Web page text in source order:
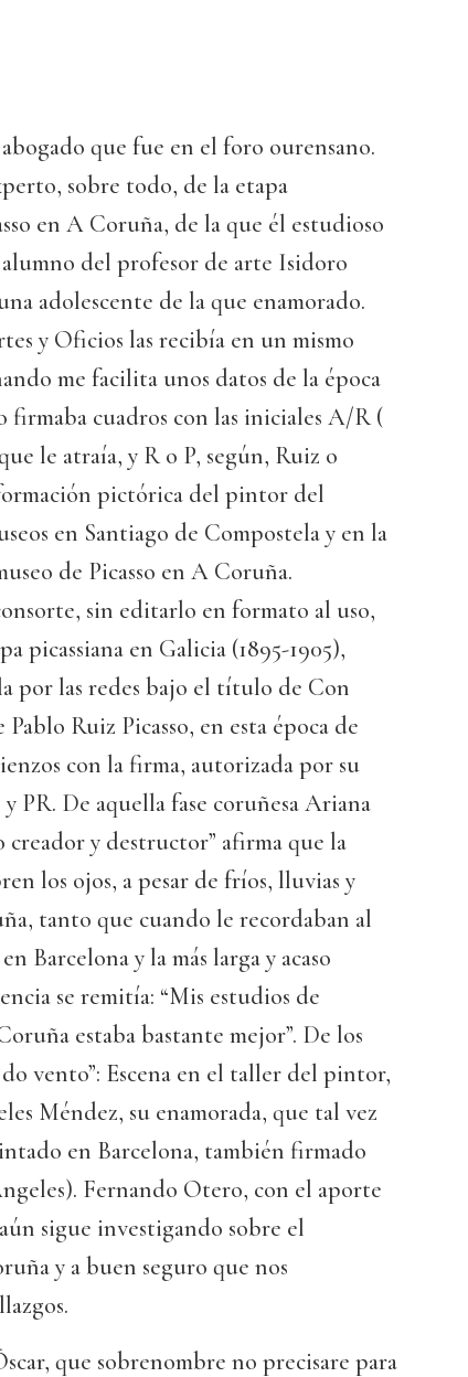
que fue en el foro ourensano.
sobre todo, de la etapa
en A Coruña, de la que él estudioso
del profesor de arte Isidoro
adolescente de la que enamorado.
y Oficios las recibía en un mismo
me facilita unos datos de la época
firmaba cuadros con las iniciales A/R (
le atraía, y R o P, según, Ruiz o
pictórica del pintor del
en Santiago de Compostela y en la
de Picasso en A Coruña.
sin editarlo en formato al uso,
picassiana en Galicia (1895-1905),
por las redes bajo el título de Con
Ruiz Picasso, en esta época de
con la firma, autorizada por su
PR. De aquella fase coruñesa Ariana
creador y destructor” afirma que la
los ojos, a pesar de fríos, lluvias y
tanto que cuando le recordaban al
Barcelona y la más larga y acaso
se remitía: “Mis estudios de
estaba bastante mejor”. De los
vento”: Escena en el taller del pintor,
Méndez, su enamorada, que tal vez
en Barcelona, también firmado
Fernando Otero, con el aporte
sigue investigando sobre el
y a buen seguro que nos
que sobrenombre no precisare para